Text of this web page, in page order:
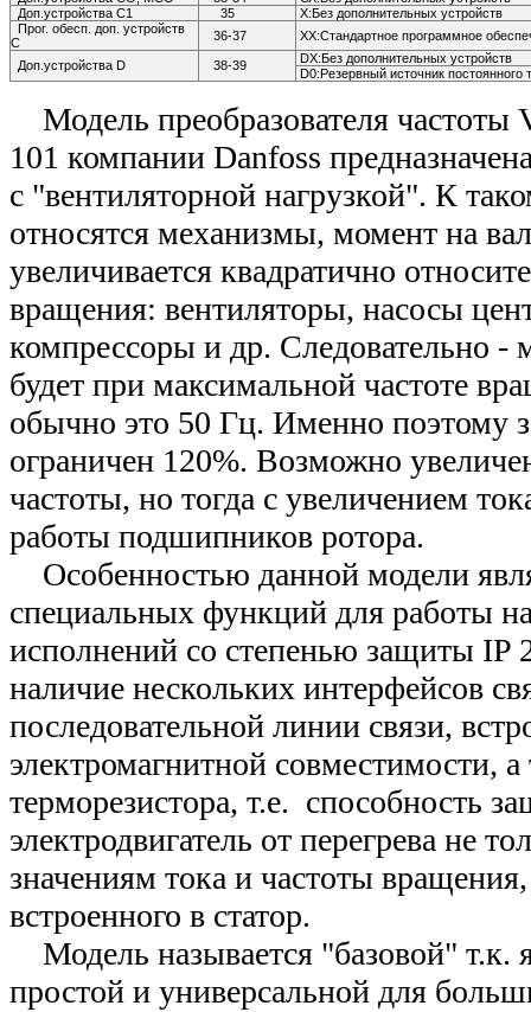
Доп.устройства С1
35
Х:Без дополнительных устройств
Прог. обесп. доп. устройств
С
36-37 ХХ:Стандартное программное
Доп.устройства D 38-39
DX:Без дополнительных устройств
D0:Резервный источник постоянного
Модель преобразователя
101 компании Danfoss
с "вентиляторной нагрузкой". К
относятся механизмы, момент на
увеличивается квадратично
вращения: вентиляторы, насосы
компрессоры и др. Следовательно -
будет при максимальной частоте
обычно это 50 Гц. Именно поэтому
ограничен 120%. Возможно
частоты, но тогда с увеличением
работы подшипников ротора.
Особенностью данной модели
специальных функций для работы
исполнений со степенью защиты IP
наличие нескольких интерфейсов
последовательной линии связи,
электромагнитной совместимости, а
терморезистора, т.е. способность
электродвигатель от перегрева не
значениям тока и частоты
встроенного в статор.
Модель называется "базовой" т.к.
простой и универсальной для